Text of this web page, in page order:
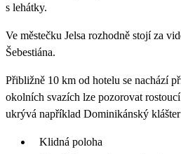
s lehátky.
Ve městečku Jelsa rozhodně stojí za
Šebestiána.
Přibližně 10 km od hotelu se nachází
okolních svazích lze pozorovat
ukrývá například Dominikánský klášter
Klidná poloha